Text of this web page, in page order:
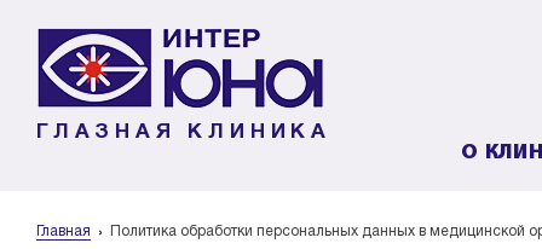
ГЛАЗНАЯ КЛИНИКА
О
Главная Политика обработки персональных данных в медицинской